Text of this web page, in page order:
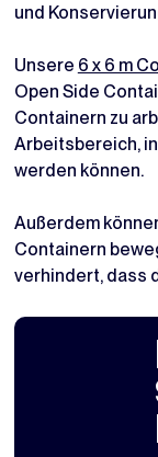
und
Unsere 6 x 6 m
Open Side
Containern zu
Arbeitsbereich,
werden können.
Außerdem
Containern
verhindert, dass